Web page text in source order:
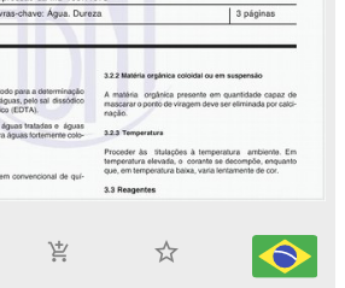
add_shopping_cart
star_border